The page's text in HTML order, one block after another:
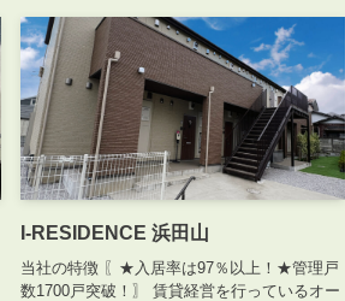
I-RESIDENCE 浜田山
当社の特徴 〖★入居率は97％以上！★管理戸
数1700戸突破！〗 賃貸経営を行っているオー